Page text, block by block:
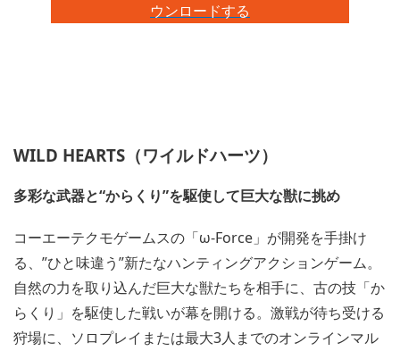
ウンロードする
WILD HEARTS（ワイルドハーツ）
多彩な武器と“からくり”を駆使して巨大な獣に挑め
コーエーテクモゲームスの「ω-Force」が開発を手掛け
る、”ひと味違う”新たなハンティングアクションゲーム。
自然の力を取り込んだ巨大な獣たちを相手に、古の技「か
らくり」を駆使した戦いが幕を開ける。激戦が待ち受ける
狩場に、ソロプレイまたは最大3人までのオンラインマル